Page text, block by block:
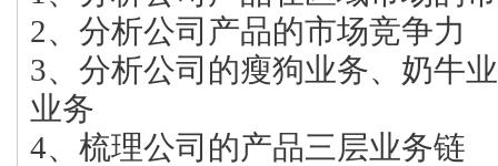
2、分析公司产品的市场竞争力
3、分析公司的瘦狗业务、奶牛
业务
4、梳理公司的产品三层业务链